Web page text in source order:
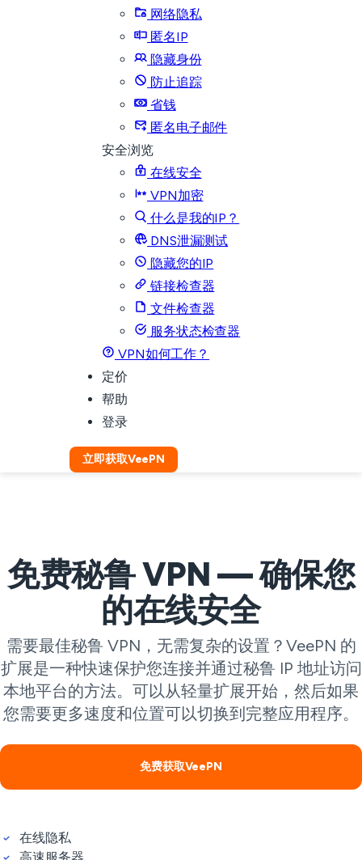
网络隐私
匿名IP
隐藏身份
防止追踪
省钱
匿名电子邮件
安全浏览
在线安全
VPN加密
什么是我的IP？
DNS泄漏测试
隐藏您的IP
链接检查器
文件检查器
服务状态检查器
VPN如何工作？
定价
帮助
登录
立即获取VeePN
免费秘鲁 VPN — 确保您
的在线安全
需要最佳秘鲁 VPN，无需复杂的设置？VeePN 的
扩展是一种快速保护您连接并通过秘鲁 IP 地址访问
本地平台的方法。可以从轻量扩展开始，然后如果
您需要更多速度和位置可以切换到完整应用程序。
免费获取VeePN
在线隐私